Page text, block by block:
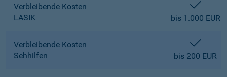
Verbleibende Kosten
LASIK
bis 1.000 EUR
Verbleibende Kosten
Sehhilfen
bis 200 EUR